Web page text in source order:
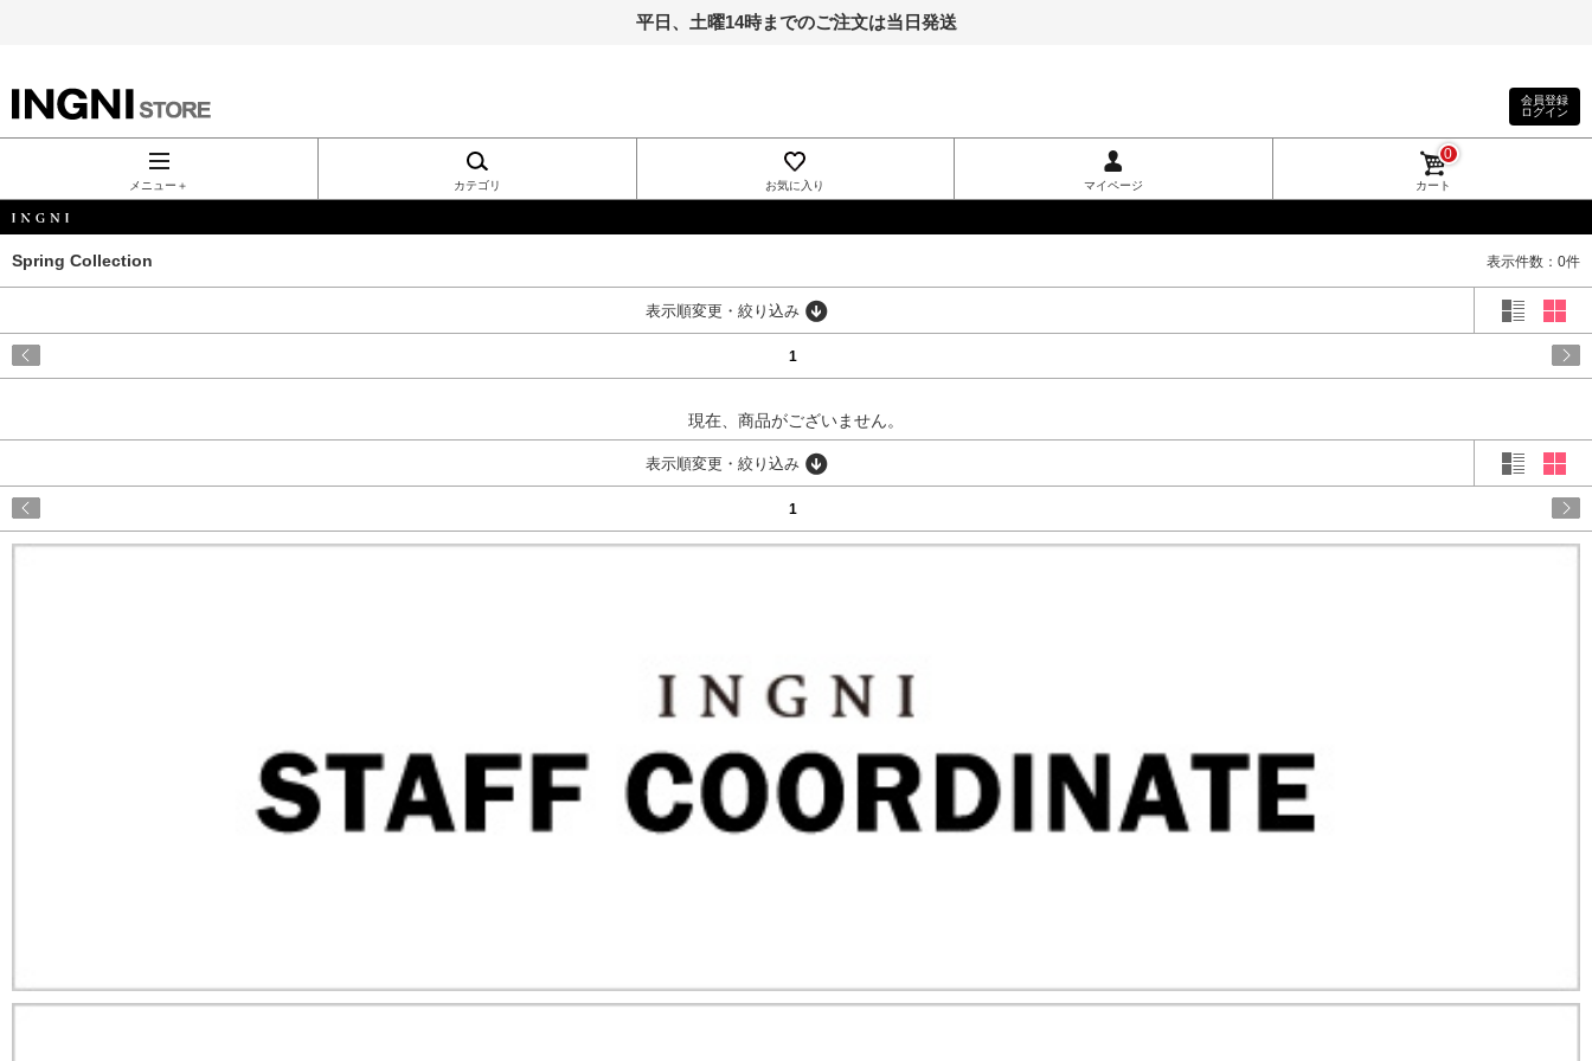
平日、土曜14時までのご注文は当日発送
INGNI（イン
グ）公式通
販｜INGNI
STORE
会員登録
ログイン
メニュー＋ カテゴリ お気に入り マイページ カート
0
Spring Collection 表示件数：0件
表示順変更・絞り込み
1
現在、商品がございません。
表示順変更・絞り込み
1